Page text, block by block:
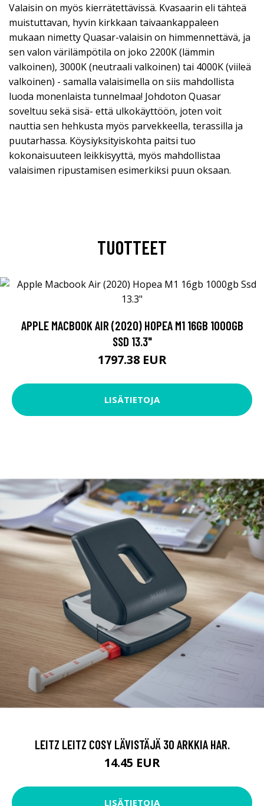
Valaisin on myös kierrätettävissä. Kvasaarin eli tähteä
muistuttavan, hyvin kirkkaan taivaankappaleen
mukaan nimetty Quasar-valaisin on himmennettävä, ja
sen valon värilämpötila on joko 2200K (lämmin
valkoinen), 3000K (neutraali valkoinen) tai 4000K (viileä
valkoinen) - samalla valaisimella on siis mahdollista
luoda monenlaista tunnelmaa! Johdoton Quasar
soveltuu sekä sisä- että ulkokäyttöön, joten voit
nauttia sen hehkusta myös parvekkeella, terassilla ja
puutarhassa. Köysiyksityiskohta paitsi tuo
kokonaisuuteen leikkisyyttä, myös mahdollistaa
valaisimen ripustamisen esimerkiksi puun oksaan.
TUOTTEET
APPLE MACBOOK AIR (2020) HOPEA M1 16GB 1000GB
SSD 13.3"
1797.38 EUR
LISÄTIETOJA
LEITZ LEITZ COSY LÄVISTÄJÄ 30 ARKKIA HAR.
14.45 EUR
LISÄTIETOJA